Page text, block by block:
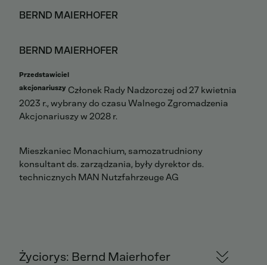
BERND MAIERHOFER
BERND MAIERHOFER
Przedstawiciel
akcjonariuszy Członek Rady Nadzorczej od 27 kwietnia
2023 r., wybrany do czasu Walnego Zgromadzenia
Akcjonariuszy w 2028 r.
Mieszkaniec Monachium, samozatrudniony
konsultant ds. zarządzania, były dyrektor ds.
technicznych MAN Nutzfahrzeuge AG
Życiorys: Bernd Maierhofer